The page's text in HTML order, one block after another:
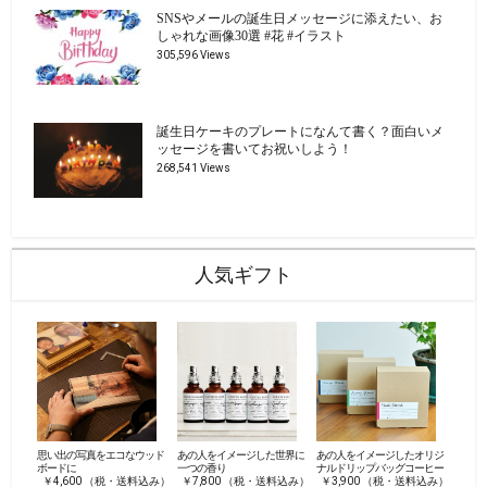
SNSやメールの誕生日メッセージに添えたい、お
しゃれな画像30選 #花 #イラスト
305,596 Views
誕生日ケーキのプレートになんて書く？面白いメ
ッセージを書いてお祝いしよう！
268,541 Views
人気ギフト
思い出の写真をエコなウッド
ボードに
￥4,600 （税・送料込み）
あの人をイメージした世界に
一つの香り
￥7,800 （税・送料込み）
あの人をイメージしたオリジ
ナルドリップバッグコーヒー
￥3,900 （税・送料込み）